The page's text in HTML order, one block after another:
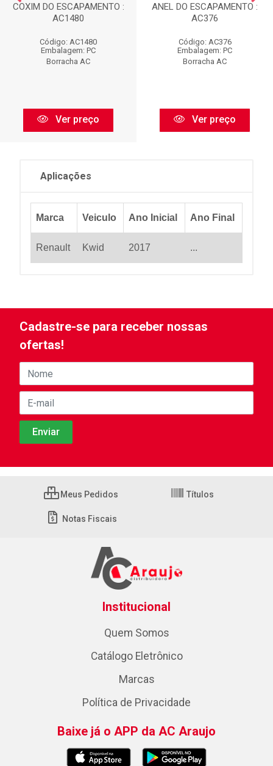
COXIM DO ESCAPAMENTO :
AC1480
Código: AC1480
Embalagem: PC
Borracha AC
Ver preço
ANEL DO ESCAPAMENTO :
AC376
Código: AC376
Embalagem: PC
Borracha AC
Ver preço
Aplicações
Marca Veiculo Ano Inicial Ano Final
Renault Kwid 2017 ...
Cadastre-se para receber nossas
ofertas!
Meus Pedidos Títulos
Notas Fiscais
Institucional
Quem Somos
Catálogo Eletrônico
Marcas
Política de Privacidade
Baixe já o APP da AC Araujo